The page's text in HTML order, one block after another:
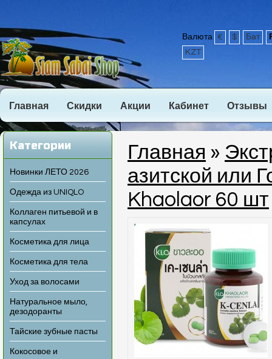
Валюта € $ Бат
KZT
Главная Скидки Акции Кабинет Отзывы
Категории
Новинки ЛЕТО 2026
Одежда из UNIQLO
Коллаген питьевой и в
капсулах
Косметика для лица
Косметика для тела
Уход за волосами
Натуральное мыло,
дезодоранты
Тайские зубные пасты
Кокосовое и
Главная »
азитской или
Khaolaor 60 шт